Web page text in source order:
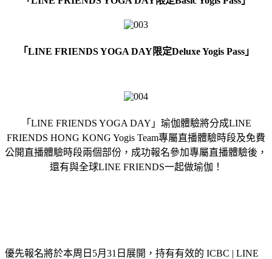
「LINE FRIENDS YOGA DAY限定Deluxe Yogis Pass」
「LINE FRIENDS YOGA DAY」瑜伽體驗將分成LINE
FRIENDS HONG KONG Yogis Team專屬直播體驗時段及免費
公開直播體驗時段兩個部份，成功報名參加專屬直播體驗後，
還有與全球LINE FRIENDS一起做瑜伽！
優先報名將於本周日5月31日展開，持有有效的 ICBC | LINE